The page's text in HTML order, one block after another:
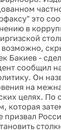
это
в
Бакиев -
сообщил
Он
на
целях. По
которая